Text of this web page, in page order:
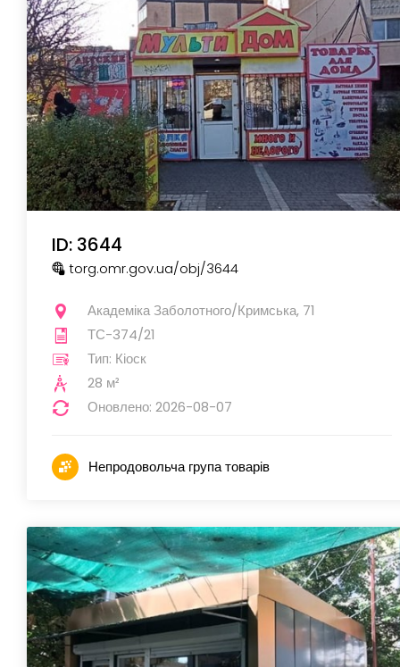
ID: 3644
torg.omr.gov.ua/obj/3644
Академіка Заболотного/Кримська, 71
ТС-374/21
Тип: Кіоск
28 м²
Оновлено: 2026-08-07
Непродовольча група товарів